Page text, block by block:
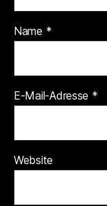
Name *
E-Mail-Adresse *
Website